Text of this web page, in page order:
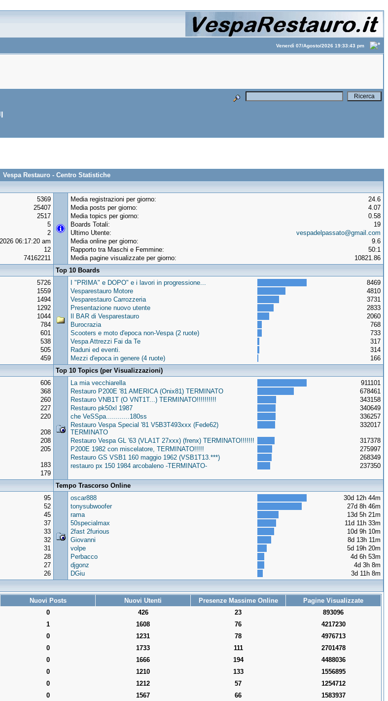
Venerdì 07/Agosto/2026 19:33:43 pm
Vespa Restauro - Centro Statistiche
5369
25407
2517
5
2
06:17:20 am
12
74162211
Media registrazioni per giorno:
24.6
Media posts per giorno:
4.07
Media topics per giorno:
0.58
Boards Totali:
19
Ultimo Utente:
vespadelpassato@gmail.com
Media online per giorno:
9.6
Rapporto tra Maschi e Femmine:
50:1
Media pagine visualizzate per giorno:
10821.86
Top 10 Boards
5726
1559
1494
1292
1044
784
601
538
505
459
I "PRIMA" e DOPO" e i lavori in progressione...
8469
Vesparestauro Motore
4810
Vesparestauro Carrozzeria
3731
Presentazione nuovo utente
2833
Il BAR di Vesparestauro
2060
Burocrazia
768
Scooters e moto d'epoca non-Vespa (2 ruote)
733
Vespa Attrezzi Fai da Te
317
Raduni ed eventi.
314
Mezzi d'epoca in genere (4 ruote)
166
Top 10 Topics (per Visualizzazioni)
606
368
260
227
220
208
208
205
183
179
La mia vecchiarella
911101
Restauro P200E '81 AMERICA (Onix81) TERMINATO
678461
Restauro VNB1T (O VNT1T...) TERMINATO!!!!!!!!!!
343158
Restauro pk50xl 1987
340649
che VeSSpa............180ss
336257
Restauro Vespa Special '81 V5B3T493xxx (Fede62)
TERMINATO
332017
Restauro Vespa GL '63 (VLA1T 27xxx) (frenx) TERMINATO!!!!!!!
317378
P200E 1982 con miscelatore, TERMINATO!!!!!
275997
Restauro GS VSB1 160 maggio 1962 (VSB1T13.***)
268349
restauro px 150 1984 arcobaleno -TERMINATO-
237350
Tempo Trascorso Online
95
52
45
37
33
32
31
28
27
26
oscar888
30d 12h 44m
tonysubwoofer
27d 8h 46m
rama
13d 5h 21m
50specialmax
11d 11h 33m
2fast 2furious
10d 9h 10m
Giovanni
8d 13h 11m
volpe
5d 19h 20m
Perbacco
4d 6h 53m
djgonz
4d 3h 8m
DGiu
3d 11h 8m
Nuovi Posts Nuovi Utenti Presenze Massime Online
Pagine Visualizzate
0 426 23
893096
1 1608 76
4217230
0 1231 78
4976713
0 1733 111
2701478
0 1666 194
4488036
0 1210 133
1556895
0 1212 57
1254712
0 1567 66
1583937